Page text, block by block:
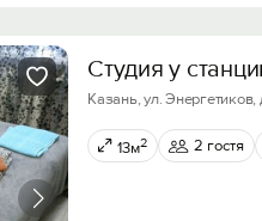
Студия у
Казань, ул. Энергетиков,
13м2 2 гостя